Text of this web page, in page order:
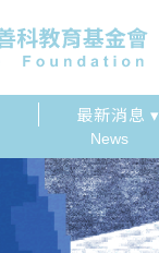
最新消息 ▾
News